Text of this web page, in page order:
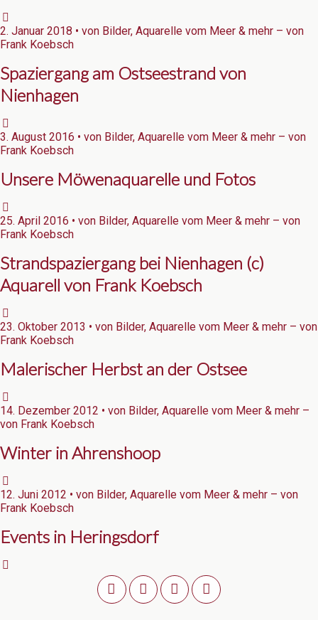
2. Januar 2018 • von Bilder, Aquarelle vom Meer & mehr – von
Frank Koebsch
Spaziergang am Ostseestrand von
Nienhagen
3. August 2016 • von Bilder, Aquarelle vom Meer & mehr – von
Frank Koebsch
Unsere Möwenaquarelle und Fotos
25. April 2016 • von Bilder, Aquarelle vom Meer & mehr – von
Frank Koebsch
Strandspaziergang bei Nienhagen (c)
Aquarell von Frank Koebsch
23. Oktober 2013 • von Bilder, Aquarelle vom Meer & mehr – von
Frank Koebsch
Malerischer Herbst an der Ostsee
14. Dezember 2012 • von Bilder, Aquarelle vom Meer & mehr –
von Frank Koebsch
Winter in Ahrenshoop
12. Juni 2012 • von Bilder, Aquarelle vom Meer & mehr – von
Frank Koebsch
Events in Heringsdorf